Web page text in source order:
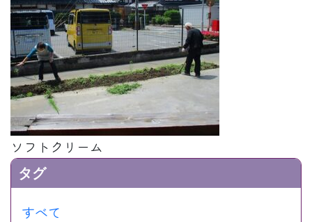
ソフトクリーム
タグ
すべて